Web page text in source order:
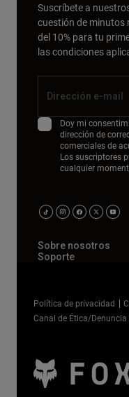
Suscríbete a
cuestión de minutos
del 10% para tu
las condiciones
Doy mi
dirección de
comerciales de
Los suscriptores
cualquier
Sobre nosotros
Soporte
Política de privacidad
Canal de Ética/Denuncia